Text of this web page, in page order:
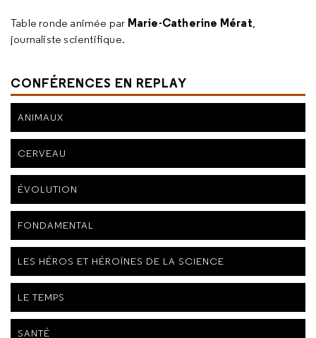
Table ronde animée par Marie-Catherine Mérat,
journaliste scientifique.
CONFÉRENCES EN REPLAY
ANIMAUX
CERVEAU
ÉVOLUTION
FONDAMENTAL
LES HÉROS ET HÉROÏNES DE LA SCIENCE
LE TEMPS
SANTÉ